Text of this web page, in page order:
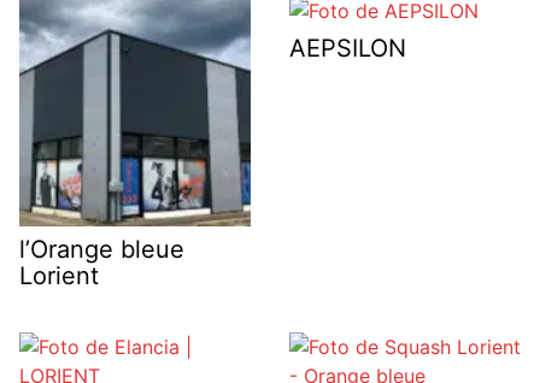
l’Orange bleue
Lorient
AEPSILON